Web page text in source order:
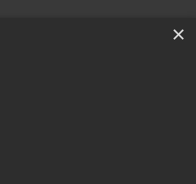
×